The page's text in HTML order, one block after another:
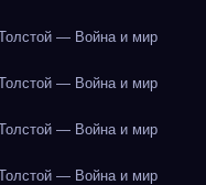
— Война и мир
— Война и мир
— Война и мир
— Война и мир